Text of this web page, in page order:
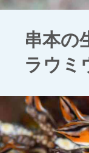
串本の
ラウミ